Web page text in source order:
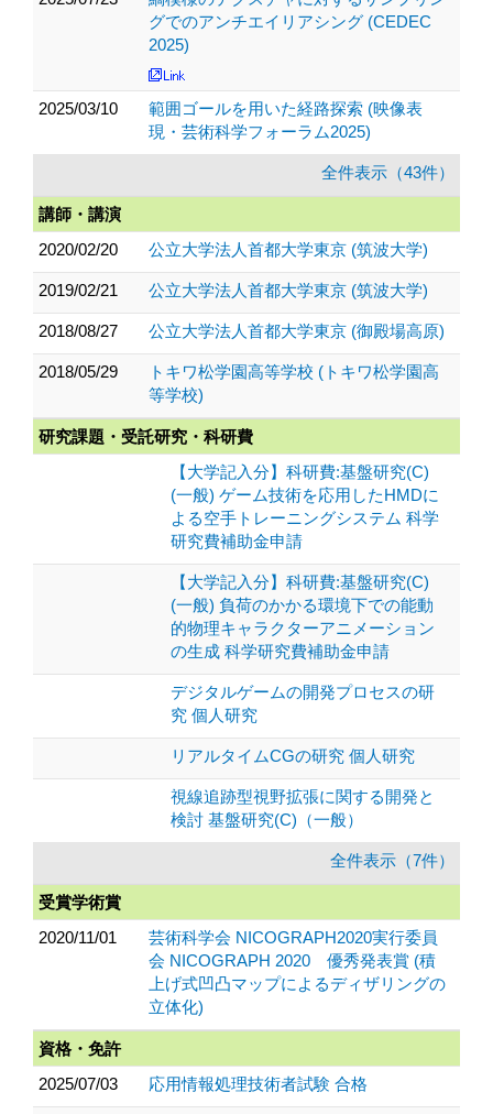
グでのアンチエイリアシング (CEDEC
2025)
2025/03/10
範囲ゴールを用いた経路探索 (映像表
現・芸術科学フォーラム2025)
全件表示（43件）
講師・講演
2020/02/20
公立大学法人首都大学東京 (筑波大学)
2019/02/21 公立大学法人首都大学東京 (筑波大学)
2018/08/27 公立大学法人首都大学東京 (御殿場高原)
2018/05/29
トキワ松学園高等学校 (トキワ松学園高
等学校)
研究課題・受託研究・科研費
【大学記入分】科研費:基盤研究(C)
(一般) ゲーム技術を応用したHMDに
よる空手トレーニングシステム 科学
研究費補助金申請
【大学記入分】科研費:基盤研究(C)
(一般) 負荷のかかる環境下での能動
的物理キャラクターアニメーション
の生成 科学研究費補助金申請
デジタルゲームの開発プロセスの研
究 個人研究
リアルタイムCGの研究 個人研究
視線追跡型視野拡張に関する開発と
検討 基盤研究(C)（一般）
全件表示（7件）
受賞学術賞
2020/11/01
芸術科学会 NICOGRAPH2020実行委員
会 NICOGRAPH 2020 優秀発表賞 (積
上げ式凹凸マップによるディザリングの
立体化)
資格・免許
2025/07/03
応用情報処理技術者試験 合格